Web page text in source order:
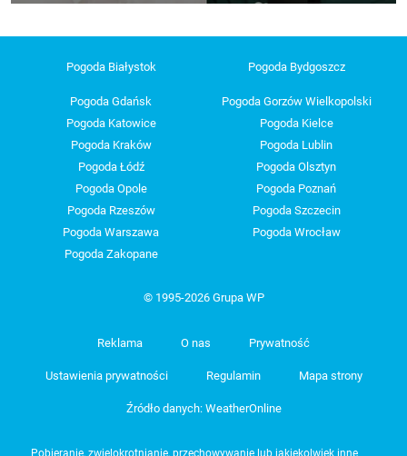
Pogoda Białystok Pogoda Bydgoszcz
Pogoda Gdańsk
Pogoda Gorzów Wielkopolski
Pogoda Katowice
Pogoda Kielce
Pogoda Kraków
Pogoda Lublin
Pogoda Łódź
Pogoda Olsztyn
Pogoda Opole
Pogoda Poznań
Pogoda Rzeszów
Pogoda Szczecin
Pogoda Warszawa
Pogoda Wrocław
Pogoda Zakopane
© 1995-2026 Grupa WP
Reklama O nas Prywatność
Ustawienia prywatności Regulamin Mapa strony
Źródło danych: WeatherOnline
Pobieranie, zwielokrotnianie, przechowywanie lub jakiekolwiek inne